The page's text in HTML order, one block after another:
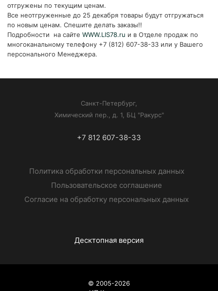
отгружены по текущим ценам.
Все неотгруженные до 25 декабря товары будут отгружаться
по новым ценам. Спешите делать заказы!!
Подробности на сайте WWW.LIS78.ru и в Отделе продаж по
многоканальному телефону +7 (812) 607-38-33 или у Вашего
персонального Менеджера.
Санкт-Петербург,
Химический пер., д. 1, БЦ "Ракурс"
+7 812 607-38-33
Политика обработки персональных данных
Пользовательское соглашение
Согласие на обработку персональных данных
Десктопная версия
© 2005-2026